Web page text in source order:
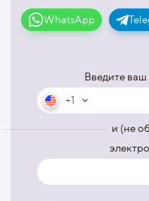
WhatsApp
Введите
+1
и (не